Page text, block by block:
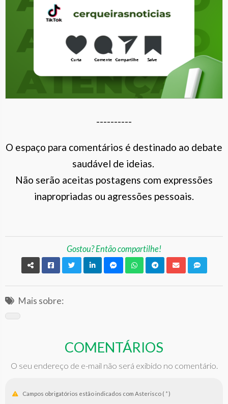
----------
O espaço para comentários é destinado ao debate
saudável de ideias.
Não serão aceitas postagens com expressões
inapropriadas ou agressões pessoais.
Gostou? Então compartilhe!
Mais sobre:
COMENTÁRIOS
O seu endereço de e-mail não será exibido no comentário.
Campos obrigatórios estão indicados com Asterisco ( *)